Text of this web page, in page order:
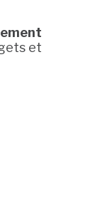
et